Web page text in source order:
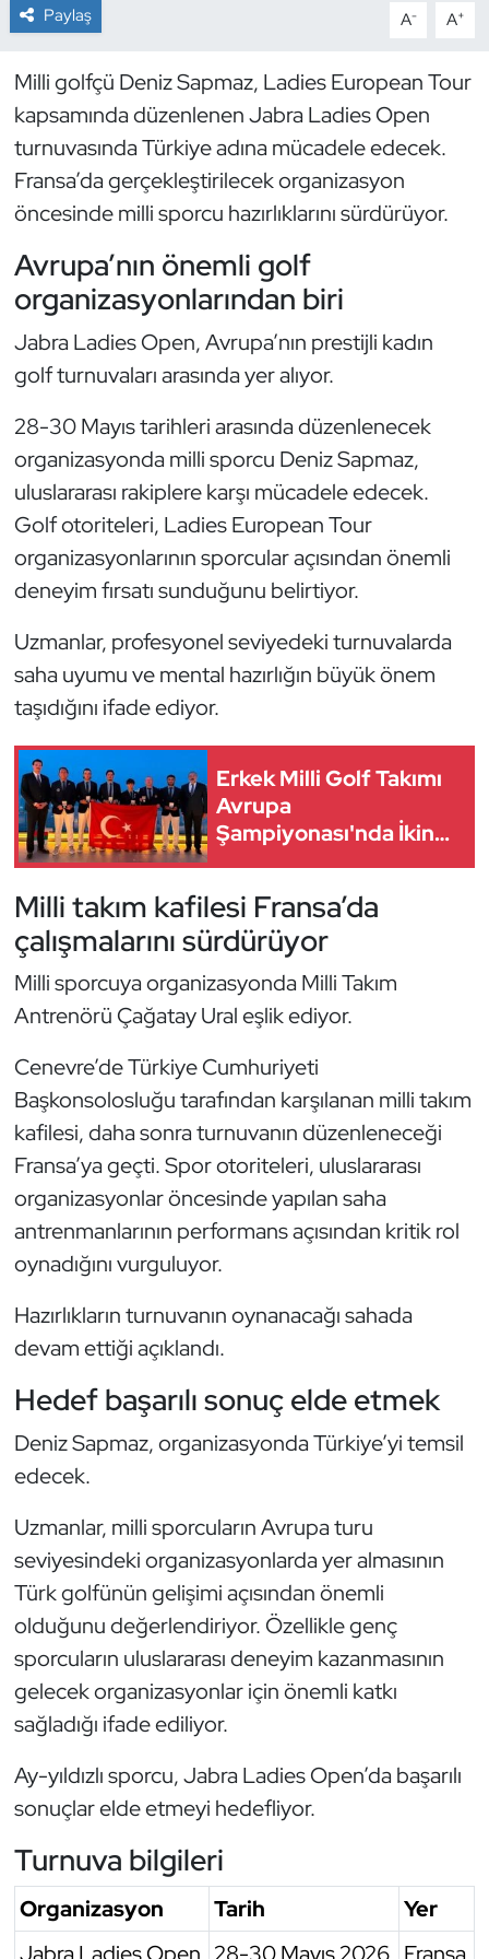
Paylaş A- A+
Milli golfçü Deniz Sapmaz, Ladies European Tour
kapsamında düzenlenen Jabra Ladies Open
turnuvasında Türkiye adına mücadele edecek.
Fransa’da gerçekleştirilecek organizasyon
öncesinde milli sporcu hazırlıklarını sürdürüyor.
Avrupa’nın önemli golf
organizasyonlarından biri
Jabra Ladies Open, Avrupa’nın prestijli kadın
golf turnuvaları arasında yer alıyor.
28-30 Mayıs tarihleri arasında düzenlenecek
organizasyonda milli sporcu Deniz Sapmaz,
uluslararası rakiplere karşı mücadele edecek.
Golf otoriteleri, Ladies European Tour
organizasyonlarının sporcular açısından önemli
deneyim fırsatı sunduğunu belirtiyor.
Uzmanlar, profesyonel seviyedeki turnuvalarda
saha uyumu ve mental hazırlığın büyük önem
taşıdığını ifade ediyor.
Erkek Milli Golf Takımı
Avrupa
Şampiyonası'nda İkinci
Milli takım kafilesi Fransa’da
çalışmalarını sürdürüyor
Milli sporcuya organizasyonda Milli Takım
Antrenörü Çağatay Ural eşlik ediyor.
Cenevre’de Türkiye Cumhuriyeti
Başkonsolosluğu tarafından karşılanan milli takım
kafilesi, daha sonra turnuvanın düzenleneceği
Fransa’ya geçti. Spor otoriteleri, uluslararası
organizasyonlar öncesinde yapılan saha
antrenmanlarının performans açısından kritik rol
oynadığını vurguluyor.
Hazırlıkların turnuvanın oynanacağı sahada
devam ettiği açıklandı.
Hedef başarılı sonuç elde etmek
Deniz Sapmaz, organizasyonda Türkiye’yi temsil
edecek.
Uzmanlar, milli sporcuların Avrupa turu
seviyesindeki organizasyonlarda yer almasının
Türk golfünün gelişimi açısından önemli
olduğunu değerlendiriyor. Özellikle genç
sporcuların uluslararası deneyim kazanmasının
gelecek organizasyonlar için önemli katkı
sağladığı ifade ediliyor.
Ay-yıldızlı sporcu, Jabra Ladies Open’da başarılı
sonuçlar elde etmeyi hedefliyor.
Turnuva bilgileri
Organizasyon Tarih
Yer
Dövüş Sanatı
E-Spor
Eskrim
Futbol
Futsal
Genel
Golf
Güreş
Halter
Hava Sporları
Hentbol
İşitme Engelli Sporcular
Judo ve Kuraş
Kano ve Rafting
Kayak
Kempo
Kick Boks
Kürek
Masa Tenisi
Modern Pentatlon
Motor Sporları
Muay Thai
Okçuluk
Optimist
Özel Sporcular
Paralimpik
Ragbi
Satranç
Su Topu
Tekvando
Tenis